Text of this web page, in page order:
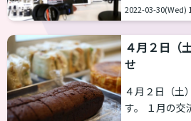
だりできて楽
い思いの場所
声練習 「部
す勢...
染症予防のこ
の下北沢……
ンツをしっか
た。 オンラインでレッスンされている方
に帰って復習
で、いま一番
2022-03-30(Wed)
４月２日（
せ
４月２日（土
す。 １月の交流会はまん延防止等重点措